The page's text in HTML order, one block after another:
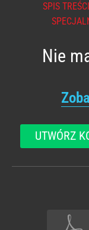
SPIS TREŚCI
Nie
UTWÓRZ